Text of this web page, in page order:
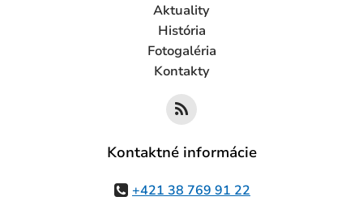
Aktuality
História
Fotogaléria
Kontakty
Kontaktné informácie
+421 38 769 91 22